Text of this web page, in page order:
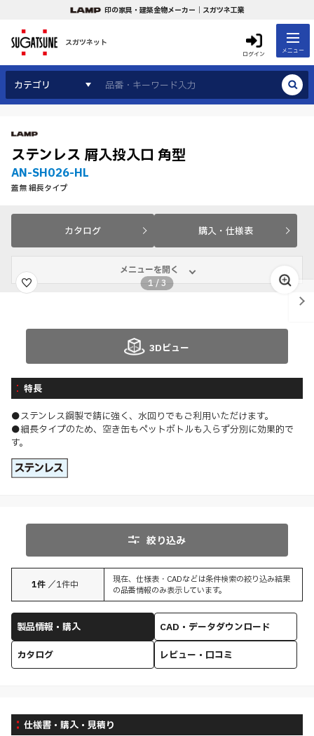
印の家具・建築金物メーカー｜スガツネ工業
スガツネット
ログイン メニュー
カテゴリ
ステンレス 屑入投入口 角型
AN-SH026-HL
蓋無 細長タイプ
カタログ 購入・仕様表
メニューを開く
1 /3
3Dビュー
特長
●ステンレス鋼製で錆に強く、水回りでもご利用いただけます。
●細長タイプのため、空き缶もペットボトルも入らず分別に効果的で
す。
絞り込み
1件 ／1件中
現在、仕様表・CADなどは条件検索の絞り込み結果
の品番情報のみ表示しています。
製品情報・購入
CAD・データダウンロード
カタログ
レビュー・口コミ
仕様書・購入・見積り